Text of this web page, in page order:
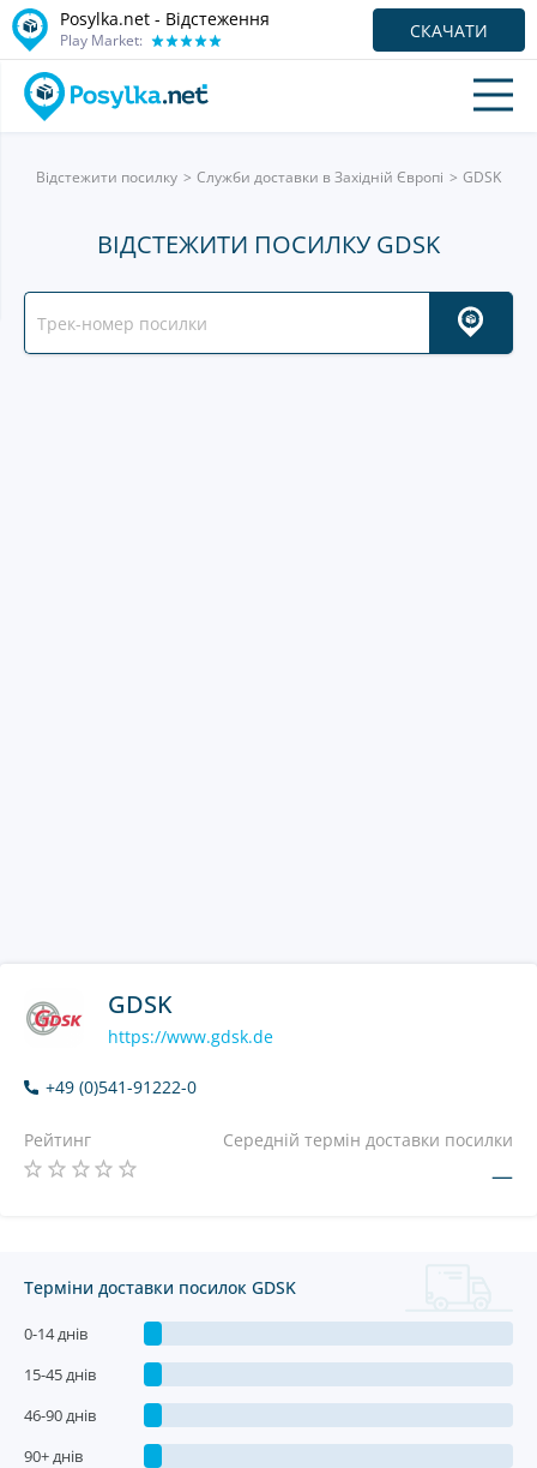
Posylka.net - Відстеження
Play Market: СКАЧАТИ
Відстежити посилку Служби доставки в Західній Європі GDSK
ВІДСТЕЖИТИ ПОСИЛКУ GDSK
GDSK
https://www.gdsk.de
+49 (0)541-91222-0
Рейтинг Середній термін доставки посилки
—
Терміни доставки посилок GDSK
0-14 днів
15-45 днів
46-90 днів
90+ днів